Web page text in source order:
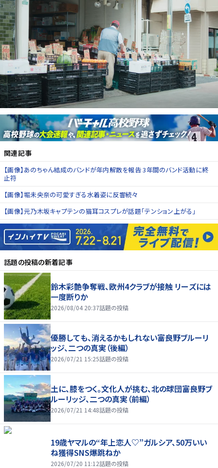
関連記事
【画像】あのちゃん結成のバンドが年内解散を報告 3年間のバンド活動に終
止符
【画像】堀未央奈の可愛すぎる水着姿に反響続々
【画像】元乃木坂キャプテンの猫耳コスプレが話題「テンション上がる」
話題の投稿の新着記事
鈴木彩艶争奪戦、欧州4クラブが接触 リーズには
一度断りか
2026/08/04 20:37話題の投稿
優勝しても、消えるかもしれない――富良野ブルーリ
ッジ、二つの真実（後編）
2026/07/21 15:25話題の投稿
土に、膝をつく。文化人が挑む、北の球団――富良野ブ
ルーリッジ、二つの真実（前編）
2026/07/21 14:48話題の投稿
19歳ヤマルの“年上恋人♡”ガルシア、50万いい
ね獲得SNS爆跳ねか
2026/07/20 11:12話題の投稿